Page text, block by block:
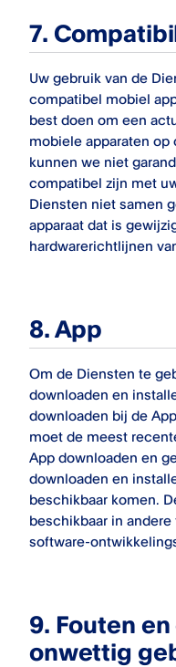
7.
Uw gebruik van de
compatibel mobiel
best doen om een
mobiele apparaten op
kunnen we niet
compatibel zijn met
Diensten niet samen
apparaat dat is
hardwarerichtlijnen
8. App
Om de Diensten te
downloaden en
downloaden bij de
moet de meest
App downloaden en
downloaden en
beschikbaar komen.
beschikbaar in
software-
9. Fouten
onwettig